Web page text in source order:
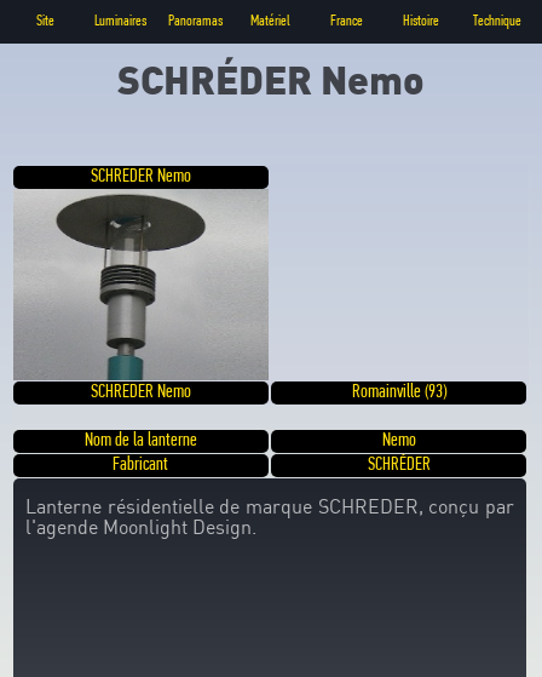
Site Luminaires Panoramas Matériel France Histoire Technique
SCHRÉDER Nemo
SCHREDER Nemo
SCHREDER Nemo Romainville (93)
Nom de la lanterne
Nemo
Fabricant
SCHRÉDER
Lanterne résidentielle de marque SCHREDER, conçu par
l'agende Moonlight Design.